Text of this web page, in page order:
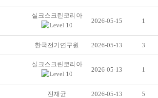
실크스크린코리아
2026-05-15 1
한국전기연구원 2026-05-13 3
실크스크린코리아
2026-05-13 1
진재균 2026-05-13 5